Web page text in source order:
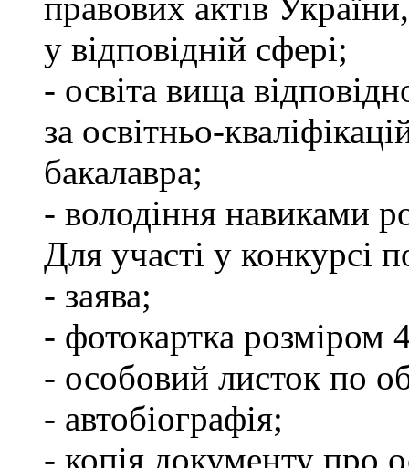
у відповідній сфері;
- освіта вища
за освітньо-
бакалавра;
- володіння навиками
Для участі у конкурсі
- заява;
- фотокартка розміром
- особовий листок по
- автобіографія;
- копія документу про